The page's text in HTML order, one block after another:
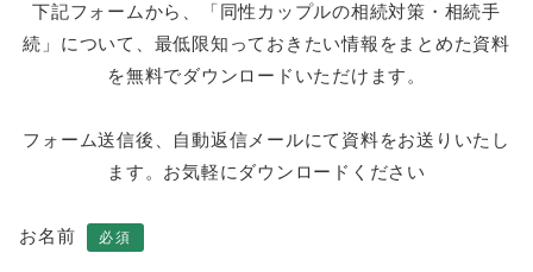
下記フォームから、「同性カップルの相続対策・相続手
続」について、最低限知っておきたい情報をまとめた資料
を無料でダウンロードいただけます。
フォーム送信後、自動返信メールにて資料をお送りいたし
ます。お気軽にダウンロードください
お名前 必須